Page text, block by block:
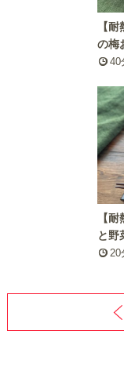
【
の梅
40
【
と野
20